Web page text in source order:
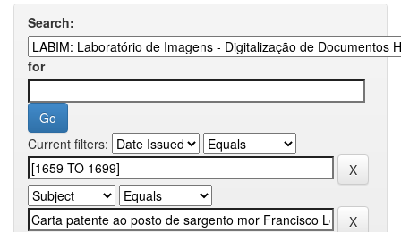
Search:
for
Current filters: